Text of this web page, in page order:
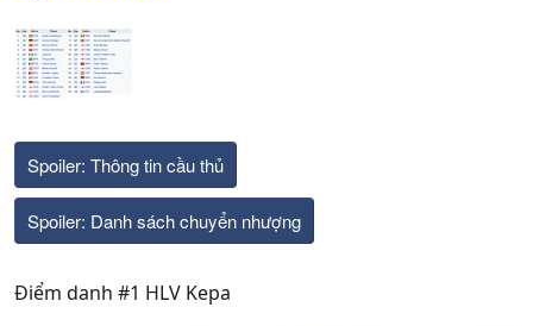
Spoiler: Thông tin cầu thủ
Spoiler: Danh sách chuyển nhượng
Điểm danh #1 HLV Kepa